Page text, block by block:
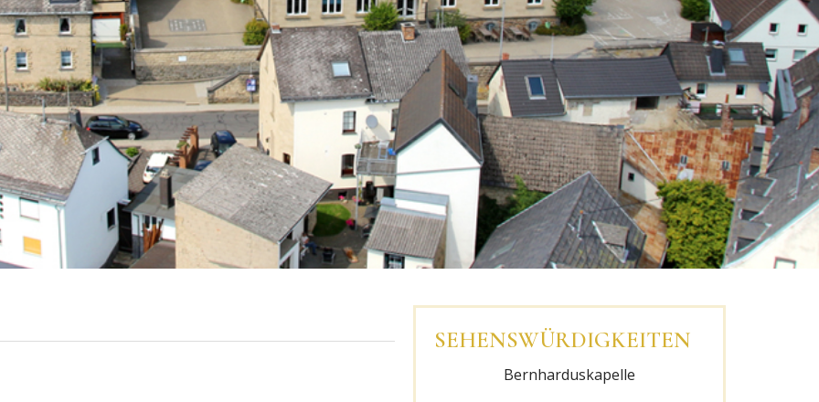
SEHENSWÜRDIGKEITEN
Bernharduskapelle